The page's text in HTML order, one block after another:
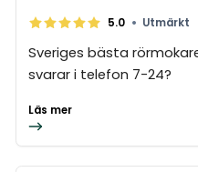
5.0 • Utmärkt
Sveriges bästa
svarar i telefon 7-24?
Läs mer